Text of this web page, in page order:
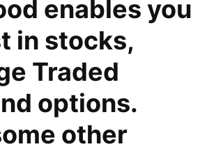
enables you
in stocks,
Traded
options.
other